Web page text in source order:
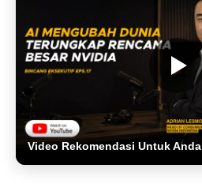
Video Rekomendasi Untuk Anda